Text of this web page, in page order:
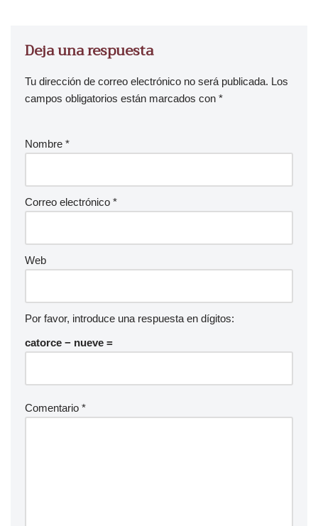
Deja una respuesta
Tu dirección de correo electrónico no será publicada. Los
campos obligatorios están marcados con *
Nombre *
Correo electrónico *
Web
Por favor, introduce una respuesta en dígitos:
catorce − nueve =
Comentario *